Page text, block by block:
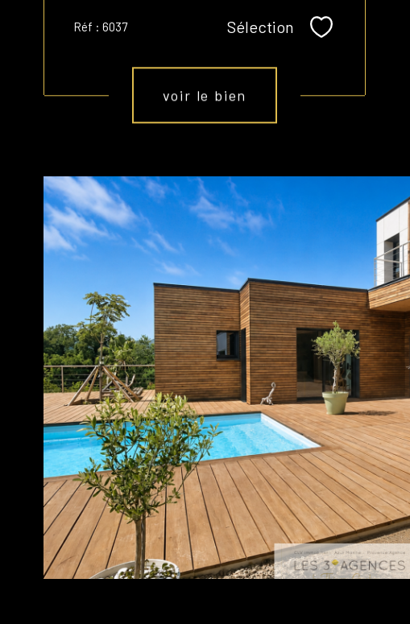
Réf : 6037 Sélection Sélectionner
voir le bien